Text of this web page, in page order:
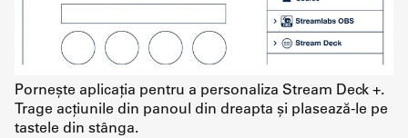
Pornește aplicația pentru a personaliza Stream Deck +.
Trage acțiunile din panoul din dreapta și plasează-le pe
tastele din stânga.